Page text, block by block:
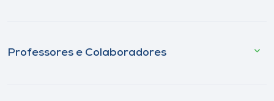
Professores e Colaboradores